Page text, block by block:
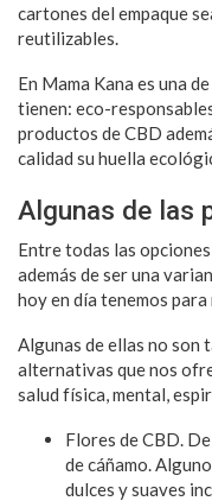
cartones del empaque
reutilizables.
En Mama Kana es una
tienen: eco-
productos de CBD
calidad su huella
Algunas de las
Entre todas las
además de ser una
hoy en día tenemos
Algunas de ellas no son
alternativas que nos
salud física, mental,
Flores de CBD.
de cáñamo.
dulces y suaves